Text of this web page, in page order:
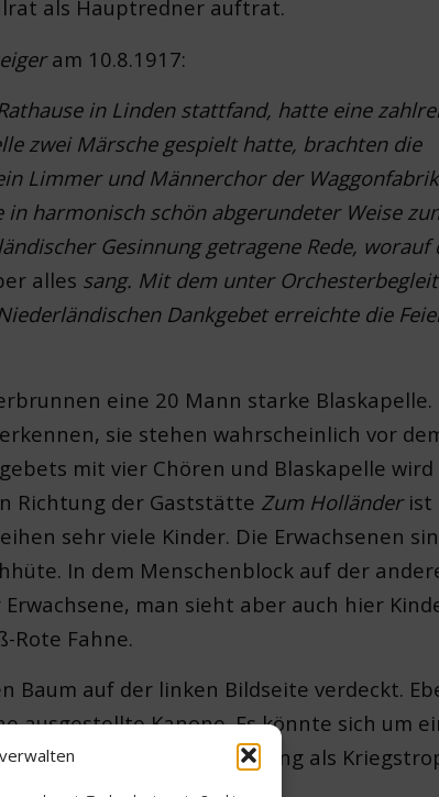
als Hauptredner auftrat.
am 10.8.1917:
in Linden stattfand, hatte eine
zwei Märsche gespielt hatte, brachten die
Limmer und Männerchor der
harmonisch schön abgerundeter Weise
Gesinnung getragene Rede, worauf
alles sang. Mit dem unter
Dankgebet erreichte die
eine 20 Mann starke Blaskapelle.
sie stehen wahrscheinlich vor
mit vier Chören und Blaskapelle wird
Richtung der Gaststätte Zum Holländerist
sehr viele Kinder. Die Erwachsenen
In dem Menschenblock auf der
man sieht aber auch hier
Rote Fahne.
Baum auf der linken Bildseite verdeckt.
ausgestellte Kanone. Es könnte sich um
der jubelnden Bevölkerung als